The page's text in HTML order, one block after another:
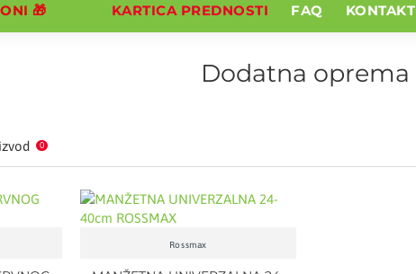
🎁 KARTICA PREDNOSTI FAQ KONTAKT
Dodatna oprema
0
Rossmax